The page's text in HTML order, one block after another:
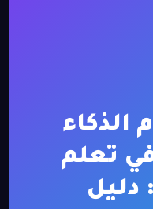
تعلم
دليل